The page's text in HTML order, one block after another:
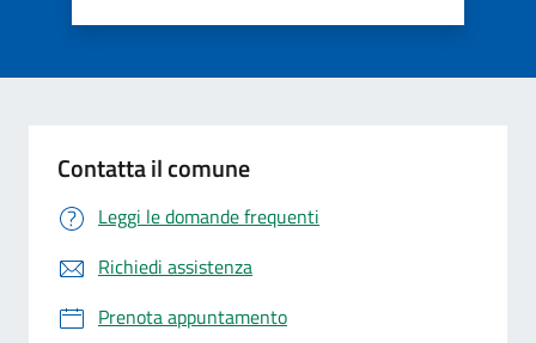
Contatta il comune
Leggi le domande frequenti
Richiedi assistenza
Prenota appuntamento